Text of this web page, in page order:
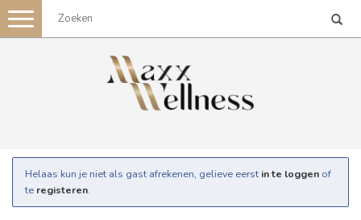
Toggle
navigation
Helaas kun je niet als gast afrekenen, gelieve eerst in te loggen of
te registeren.